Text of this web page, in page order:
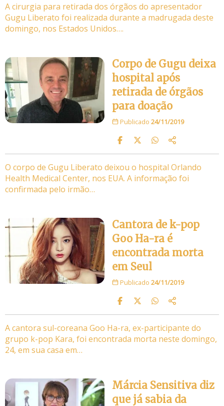
A cirurgia para retirada dos órgãos do apresentador
Gugu Liberato foi realizada durante a madrugada deste
domingo, nos Estados Unidos….
Corpo de Gugu deixa
hospital após
retirada de órgãos
para doação
Publicado 24/11/2019
O corpo de Gugu Liberato deixou o hospital Orlando
Health Medical Center, nos EUA. A informação foi
confirmada pelo irmão…
Cantora de k-pop
Goo Ha-ra é
encontrada morta
em Seul
Publicado 24/11/2019
A cantora sul-coreana Goo Ha-ra, ex-participante do
grupo k-pop Kara, foi encontrada morta neste domingo,
24, em sua casa em…
Márcia Sensitiva diz
que já sabia da